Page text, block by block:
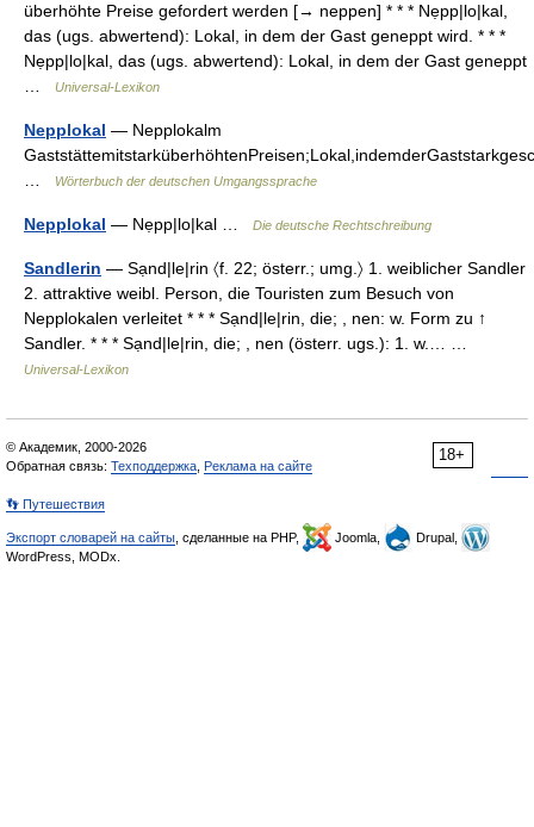
überhöhte Preise gefordert werden [→ neppen] * * * Nẹpp|lo|kal,
das (ugs. abwertend): Lokal, in dem der Gast geneppt wird. * * *
Nẹpp|lo|kal, das (ugs. abwertend): Lokal, in dem der Gast geneppt
Universal-Lexikon
Nepplokal — Nepplokalm
Wörterbuch der deutschen Umgangssprache
Nepplokal — Nẹpp|lo|kal … Die deutsche Rechtschreibung
Sandlerin — Sạnd|le|rin 〈f. 22; österr.; umg.〉 1. weiblicher Sandler
2. attraktive weibl. Person, die Touristen zum Besuch von
Nepplokalen verleitet * * * Sạnd|le|rin, die; , nen: w. Form zu ↑
Sandler. * * * Sạnd|le|rin, die; , nen (österr. ugs.): 1. w.… …
Universal-Lexikon
18+
© Академик, 2000-2026
Обратная связь: Техподдержка Реклама на сайте
👣 Путешествия
Экспорт словарей на сайты , сделанные на PHP, Joomla,
Drupal,
WordPress, MODx.